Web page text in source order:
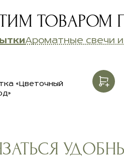
ТОВАРОМ
Ароматные свечи
«Цветочный